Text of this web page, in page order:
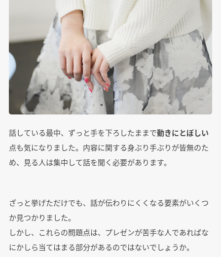
話している最中、ずっと手を下ろしたままで動きにとぼしい
点も気になりました。内容に関する身ぶり手ぶりが皆無のた
め、見る人は集中して話を聞く必要があります。
ざっと挙げただけでも、話が伝わりにくくなる要素がいくつ
か見つかりました。
しかし、これらの問題点は、プレゼンが苦手な人であればな
にかしら当てはまる部分があるのではないでしょうか。